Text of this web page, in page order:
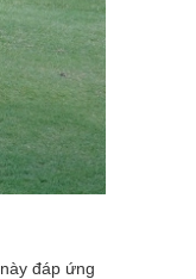
đáp ứng